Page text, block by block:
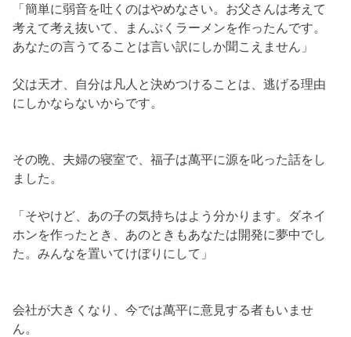
「簡単に弱音を吐くのはやめなさい。お父さんは考えて
考えて考え抜いて、まんぷくラーメンを作ったんです。
あなたの言うてることは言い訳にしか聞こえません」
父は天才、自分は凡人と決めつけることは、逃げる理由
にしかならないからです。
その晩、夫婦の寝室で、福子は萬平に源を叱った話をし
ました。
「そやけど、あの子の気持ちはよう分かります。ダネイ
ホンを作ったとき、あのときもあなたは開発に夢中でし
た。みんなを置いてけぼりにして」
会社が大きくなり、今では萬平に意見する者もいませ
ん。